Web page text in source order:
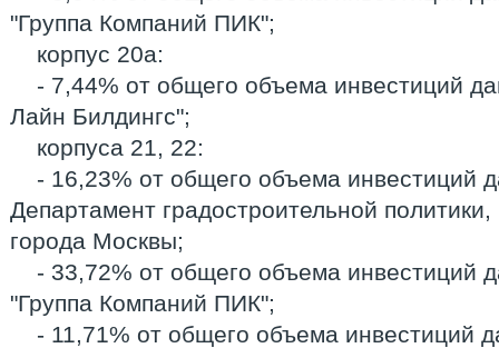
"Группа Компаний ПИК";
корпус 20а:
- 7,44% от общего объема инвестиций
Лайн Билдингс";
корпуса 21, 22:
- 16,23% от общего объема инвестиций
Департамент градостроительной
города Москвы;
- 33,72% от общего объема инвестиций
"Группа Компаний ПИК";
- 11,71% от общего объема инвестиций